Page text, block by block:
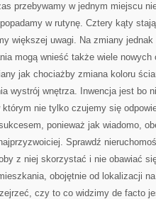
przebywamy w jednym miejscu
w rutynę. Cztery kąty
większej uwagi. Na zmiany
mogą wnieść także wiele
jak chociażby zmiana koloru
wystrój wnętrza. Inwencja jest bo
nie tylko czujemy się
ponieważ jak wiadomo,
Sprawdź
z niej skorzystać i nie obawiać
obojętnie od lokalizacji
czy to co widzimy de facto